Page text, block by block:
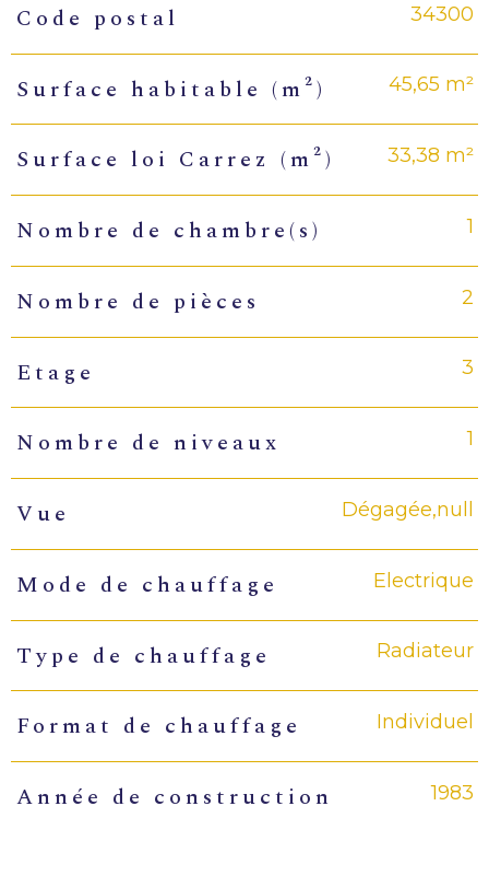
Caractéristiques
Code postal 34300
Surface habitable (m²) 45,65 m²
Surface loi Carrez (m²) 33,38 m²
Nombre de chambre(s) 1
Nombre de pièces 2
Etage 3
Nombre de niveaux 1
Vue Dégagée,null
Mode de chauffage Electrique
Type de chauffage Radiateur
Format de chauffage Individuel
Année de construction 1983